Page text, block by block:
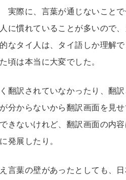
際に、言葉が通じないことで
に慣れていることが多いので
なタイ人は、タイ語しか理解
頃は本当に大変でした。
翻訳されていなかったり、翻
分からないから翻訳画面を見
きないけれど、翻訳画面の内
発展したり。
言葉の壁があったとしても、